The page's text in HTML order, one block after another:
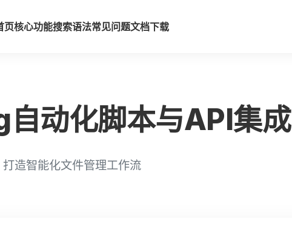
页核心功能搜索语法常见问题文档下载
动化脚本与API集成
打造智能化文件管理工作流